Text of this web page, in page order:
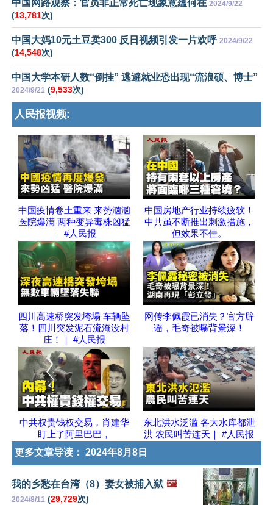
中国网路观察：官员非正常死亡现象意蕴何在 2024/9/22
(13,781次)
中国大妈10元土豆卖300 反日视频引发一片欢呼 2024/9/22
(14,548次)
中国大学本研人数“倒挂” 逃避就业恐出现“流浪硕、博士”
2024/9/21 (9,533次)
人民报视频:
中国疫情卷土重来 来势汹汹
医院爆满 两种变异毒株凶猛
｜ #人民报
中国房地产行业持续疲软！
中共虽不断推出刺激措施，
但效果不佳。
四川高速桥突发垮塌 车辆坠
落！四川突发泥石流淹没村
庄！｜ #人民报
网传李佩霞已消失？官方辟
谣，毛奇被曝背景深！
中共权贵钱权交易，肖建华
盯上了阿里巴巴，
东北洪水泛滥 各大水库都泄
洪 农民叫苦连天｜ #人民报
更多文章导读： 2024年8月8日
我的乡愁在台湾（8）妻女被捕入狱 🖼️
2024/8/11 (29,729次)